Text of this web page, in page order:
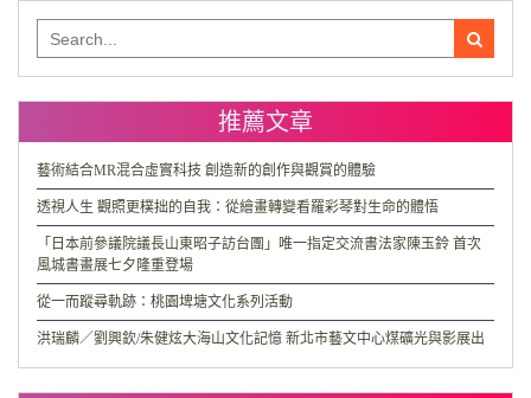
for:
推薦文章
藝術結合MR混合虛實科技 創造新的創作與觀賞的體驗
透視人生 觀照更樸拙的自我：從繪畫轉變看羅彩琴對生命的體悟
「日本前參議院議長山東昭子訪台團」唯一指定交流書法家陳玉鈴 首次
風城書畫展七夕隆重登場
從一而蹤尋軌跡：桃園埤塘文化系列活動
洪瑞麟／劉興欽/朱健炫大海山文化記憶 新北市藝文中心煤礦光與影展出